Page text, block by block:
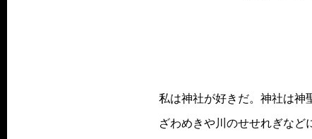
私は神社が好きだ。神社は神
ざわめきや川のせせれぎな